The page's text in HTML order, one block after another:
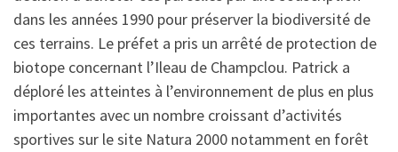
dans les années 1990 pour préserver la biodiversité de
ces terrains. Le préfet a pris un arrêté de protection de
biotope concernant l’Ileau de Champclou. Patrick a
déploré les atteintes à l’environnement de plus en plus
importantes avec un nombre croissant d’activités
sportives sur le site Natura 2000 notamment en forêt